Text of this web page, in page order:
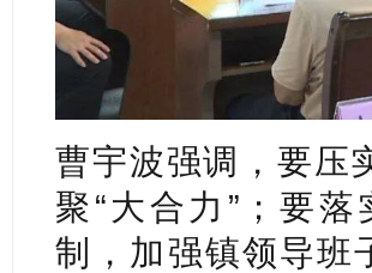
曹宇波强调，要压
聚“大合力”；要
制，加强镇领导班